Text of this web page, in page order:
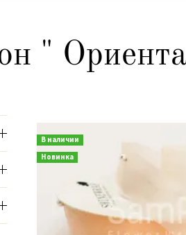
"
В наличии
Новинка